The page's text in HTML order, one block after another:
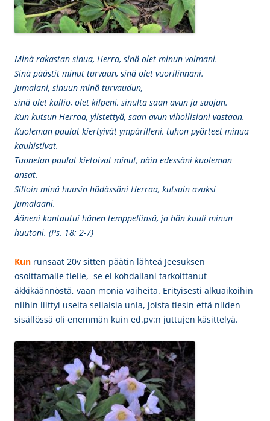
Minä rakastan sinua, Herra, sinä olet minun voimani.
Sinä päästit minut turvaan, sinä olet vuorilinnani.
Jumalani, sinuun minä turvaudun,
sinä olet kallio, olet kilpeni, sinulta saan avun ja suojan.
Kun kutsun Herraa, ylistettyä, saan avun vihollisiani vastaan.
Kuoleman paulat kiertyivät ympärilleni, tuhon pyörteet minua
kauhistivat.
Tuonelan paulat kietoivat minut, näin edessäni kuoleman
ansat.
Silloin minä huusin hädässäni Herraa, kutsuin avuksi
Jumalaani.
Ääneni kantautui hänen temppeliinsä, ja hän kuuli minun
huutoni. (Ps. 18: 2-7)
Kun runsaat 20v sitten päätin lähteä Jeesuksen
osoittamalle tielle, se ei kohdallani tarkoittanut
äkkikäännöstä, vaan monia vaiheita. Erityisesti alkuaikoihin
niihin liittyi useita sellaisia unia, joista tiesin että niiden
sisällössä oli enemmän kuin ed.pv:n juttujen käsittelyä.